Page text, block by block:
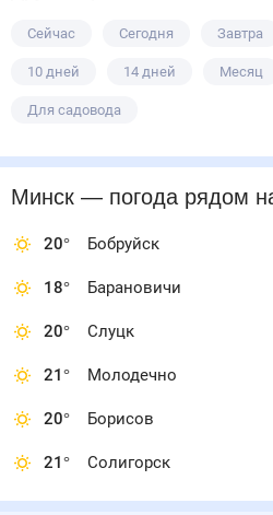
Сейчас Сегодня Завтра
10 дней 14 дней Месяц
Для садовода
Минск — погода рядом
20° Бобруйск
18° Барановичи
20° Слуцк
21° Молодечно
20° Борисов
21° Солигорск